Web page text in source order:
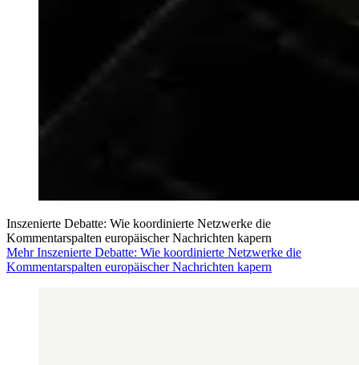
Inszenierte Debatte: Wie koordinierte Netzwerke die
Kommentarspalten europäischer Nachrichten kapern
Mehr Inszenierte Debatte: Wie koordinierte Netzwerke die
Kommentarspalten europäischer Nachrichten kapern